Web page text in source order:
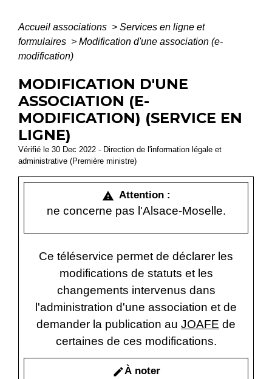
Accueil associations > Services en ligne et
formulaires > Modification d'une association (e-
modification)
MODIFICATION D'UNE
ASSOCIATION (E-
MODIFICATION) (SERVICE EN
LIGNE)
Vérifié le 30 Dec 2022 - Direction de l'information légale et
administrative (Première ministre)
warning Attention :
ne concerne pas l'Alsace-Moselle.
Ce téléservice permet de déclarer les
modifications de statuts et les
changements intervenus dans
l'administration d'une association et de
demander la publication au JOAFE de
certaines de ces modifications.
editÀ noter